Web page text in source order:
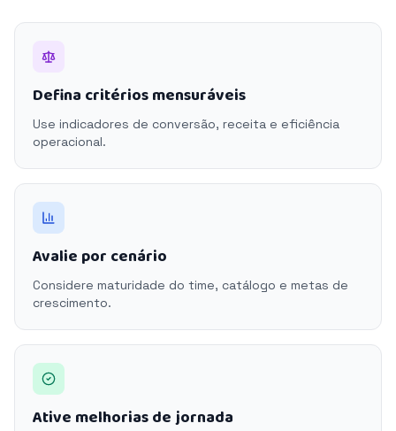
Defina critérios mensuráveis
Use indicadores de conversão, receita e eficiência
operacional.
Avalie por cenário
Considere maturidade do time, catálogo e metas de
crescimento.
Ative melhorias de jornada